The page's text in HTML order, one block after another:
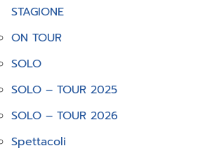
STAGIONE
ON TOUR
SOLO
SOLO – TOUR 2025
SOLO – TOUR 2026
Spettacoli